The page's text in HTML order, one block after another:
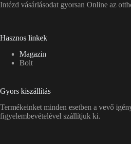
Intézd vásárlásodat gyorsan Online az
Hasznos linkek
Magazin
Bolt
Gyors kiszállítás
Termékeinket minden esetben a vevő
figyelembevételével szállítjuk ki.